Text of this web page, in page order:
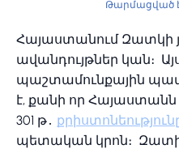
Թարմացված է
Հայաստանում Զատկի
ավանդույթներ կան։
պաշտամունքային
է, քանի որ Հայաստանն
301 թ․
պետական կրոն։